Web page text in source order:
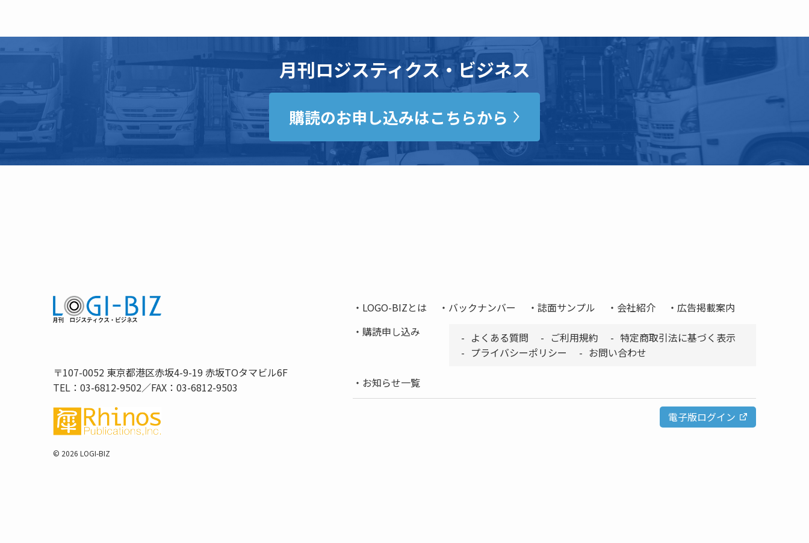
月刊ロジスティクス・ビジネス
購読のお申し込みはこちらから
〒107-0052 東京都港区赤坂4-9-19 赤坂TOタマビル6F
TEL：03-6812-9502／FAX：03-6812-9503
© 2026 LOGI-BIZ
LOGO-BIZとは バックナンバー 誌面サンプル 会社紹介
広告掲載案内
購読申し込み
よくある質問 ご利用規約
特定商取引法に基づく表示
プライバシーポリシー
お問い合わせ
お知らせ一覧
電子版ログイン